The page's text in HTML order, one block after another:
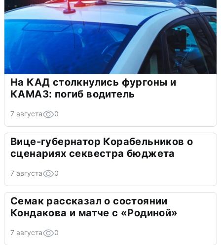
На КАД столкнулись фургоны и
КАМАЗ: погиб водитель
7 августа 0
Вице-губернатор Корабельников о
сценариях секвестра бюджета
7 августа 0
Семак рассказал о состоянии
Кондакова и матче с «Родиной»
7 августа 0